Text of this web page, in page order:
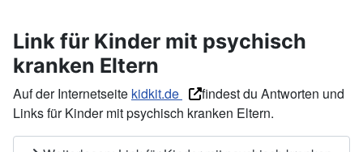
Link für Kinder mit psychisch
kranken Eltern
Auf der Internetseite kidkit.de
findest du Antworten und
Links für Kinder mit psychisch kranken Eltern.